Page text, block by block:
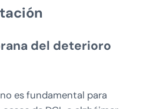
del deterioro
es fundamental para